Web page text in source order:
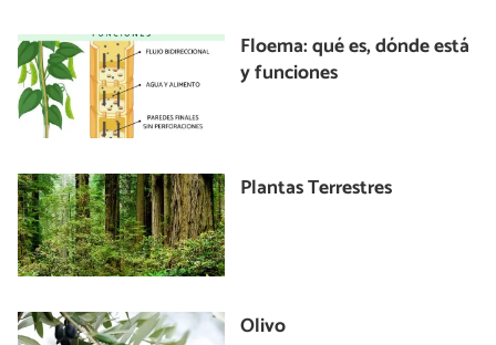
Floema: qué es, dónde está
y funciones
Plantas Terrestres
Olivo